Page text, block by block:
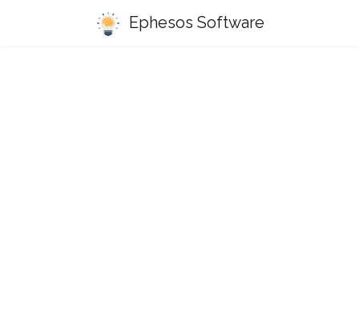
Ephesos Software